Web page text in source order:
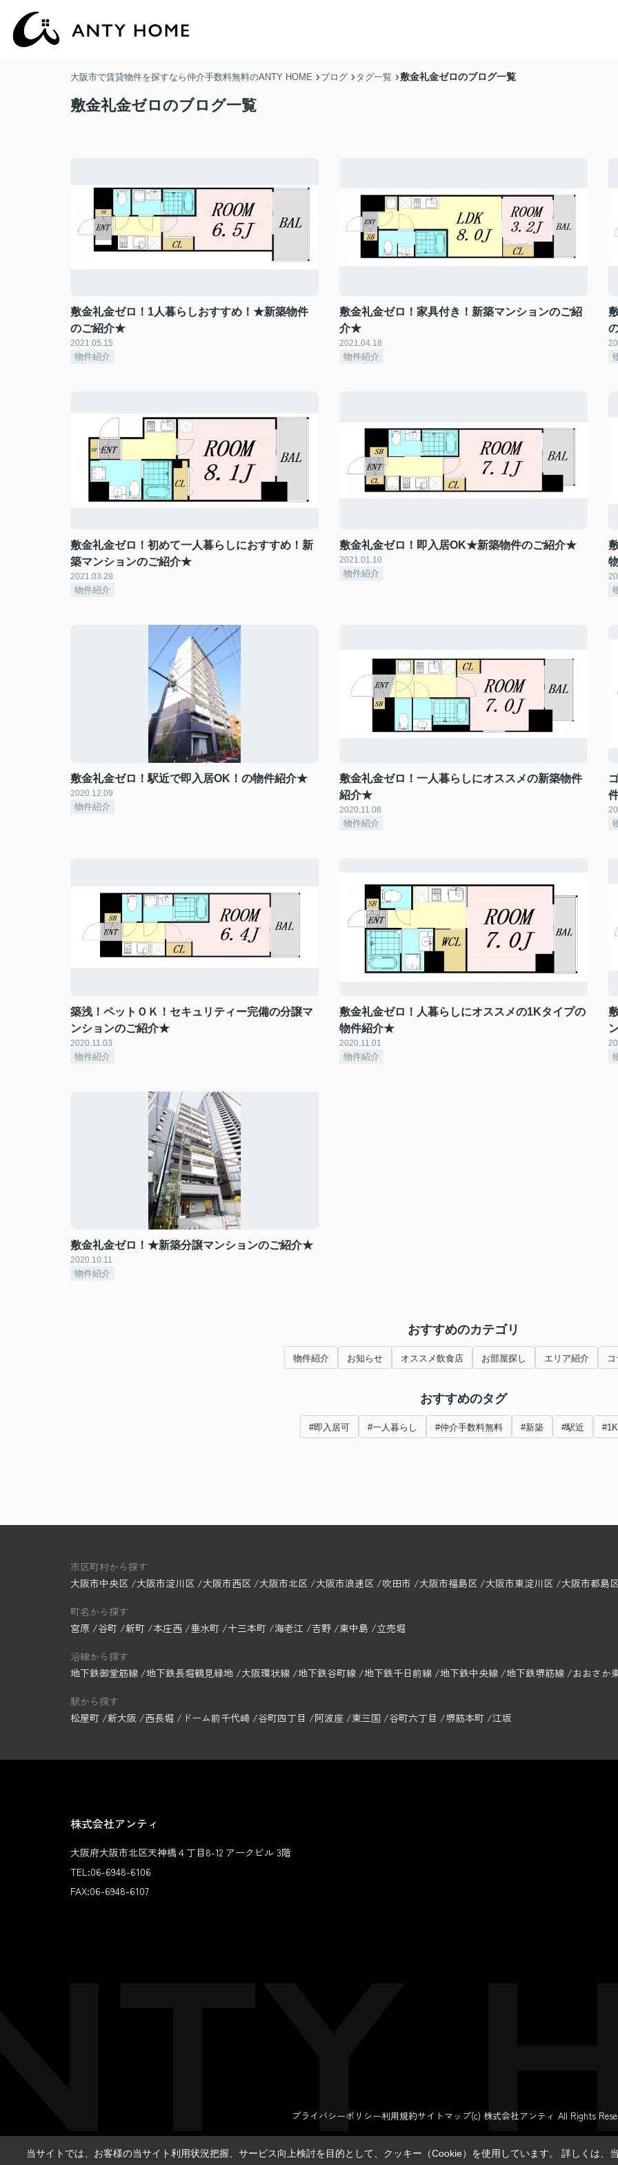
大阪市で賃貸物件を探すなら仲介手数料無料のANTY HOME ブログ タグ一覧 敷金礼金ゼロのブログ一覧
敷金礼金ゼロのブログ一覧
敷金礼金ゼロ！1人暮らしおすすめ！★新築物件
のご紹介★
2021.05.15
物件紹介
敷金礼金ゼロ！家具付き！新築マンションのご紹
介★
2021.04.18
物件紹介
敷金礼金ゼロ！初めて一人暮らしにおすすめ！新
築マンションのご紹介★
2021.03.28
物件紹介
敷金礼金ゼロ！即入居OK★新築物件のご紹介★
2021.01.10
物件紹介
敷金礼金ゼロ！駅近で即入居OK！の物件紹介★
2020.12.09
物件紹介
敷金礼金ゼロ！一人暮らしにオススメの新築物件
紹介★
2020.11.08
物件紹介
築浅！ペットＯＫ！セキュリティー完備の分譲マ
ンションのご紹介★
2020.11.03
物件紹介
敷金礼金ゼロ！人暮らしにオススメの1Kタイプの
物件紹介★
2020.11.01
物件紹介
敷金礼金ゼロ！★新築分譲マンションのご紹介★
2020.10.11
物件紹介
おすすめのカテゴリ
物件紹介 お知らせ オススメ飲食店 お部屋探し エリア紹介
おすすめのタグ
#即入居可 #一人暮らし #仲介手数料無料 #新築 #駅近 #1K
市区町村から探す
大阪市中央区
大阪市淀川区 大阪市西区 大阪市北区 大阪市浪速区 吹田市 大阪市福島区 大阪市東淀川区 大阪市都島
町名から探す
宮原
谷町 新町 本庄西 垂水町 十三本町 海老江 吉野 東中島 立売堀
沿線から探す
地下鉄御堂筋線 地下鉄長堀鶴見緑地 大阪環状線 地下鉄谷町線 地下鉄千日前線 地下鉄中央線 地下鉄堺筋線 おおさか
駅から探す
松屋町 新大阪 西長堀 ドーム前千代崎 谷町四丁目 阿波座 東三国 谷町六丁目 堺筋本町 江坂
株式会社アンティ
大阪府大阪市北区天神橋４丁目8-12 アークビル 3階
TEL:06-6948-6106
FAX:06-6948-6107
プライバシーポリシー利用規約サイトマップ(c) 株式会社アンティ All Rights
当サイトでは、お客様の当サイト利用状況把握、サービス向上検討を目的として、クッキー（Cookie）を使用しています。 詳しくは、